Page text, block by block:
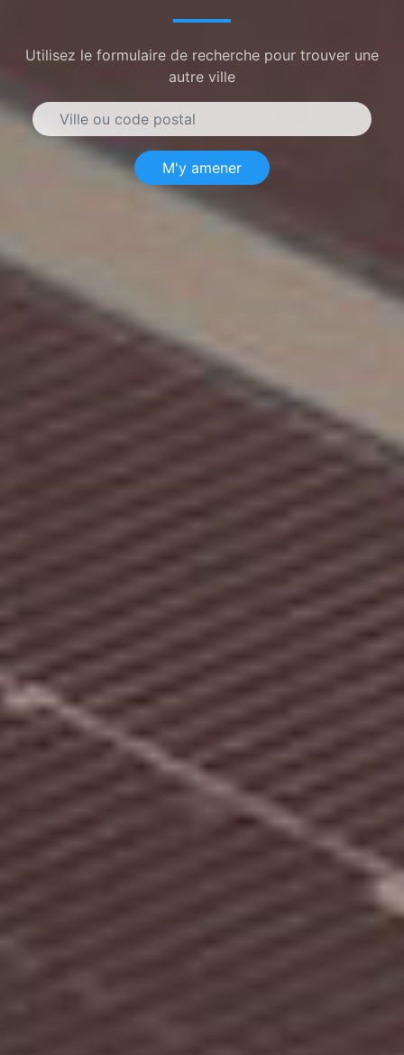
Utilisez le formulaire de recherche pour trouver une
autre ville
M'y amener